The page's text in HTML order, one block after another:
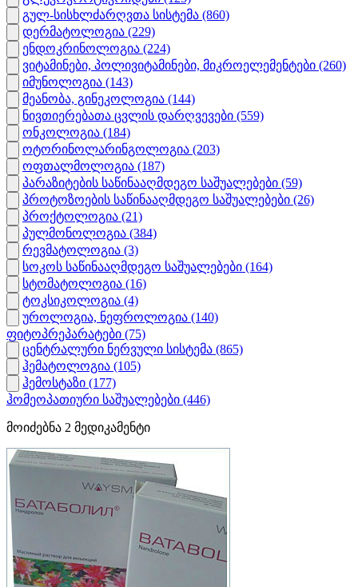
გულ-სისხლძარღვთა სისტემა (860)
დერმატოლოგია (229)
ენდოკრინოლოგია (224)
ვიტამინები, პოლივიტამინები, მიკროელემენტები (260)
იმუნოლოგია (143)
მეანობა, გინეკოლოგია (144)
ნივთიერებათა ცვლის დარღვევები (559)
ონკოლოგია (184)
ოტორინოლარინგოლოგია (203)
ოფთალმოლოგია (187)
პარაზიტების საწინააღმდეგო საშუალებები (59)
პროტოზოების საწინააღმდეგო საშუალებები (26)
პროქტოლოგია (21)
პულმონოლოგია (384)
რევმატოლოგია (3)
სოკოს საწინააღმდეგო საშუალებები (164)
სტომატოლოგია (16)
ტოკსიკოლოგია (4)
უროლოგია, ნეფროლოგია (140)
ფიტოპრეპარატები (75)
ცენტრალური ნერვული სისტემა (865)
ჰემატოლოგია (105)
ჰემოსტაზი (177)
ჰომეოპათიური საშუალებები (446)
მოიძებნა 2 მედიკამენტი